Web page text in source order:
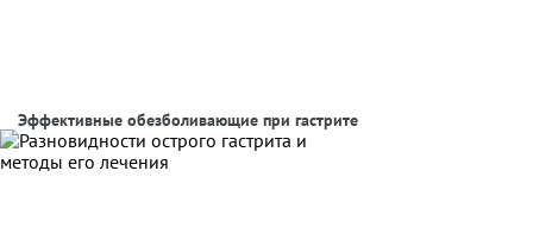
Эффективные обезболивающие при гастрите